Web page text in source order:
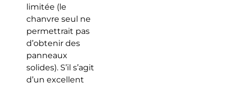
limitée (le
chanvre seul ne
permettrait pas
d’obtenir des
panneaux
solides). S’il s’agit
d’un excellent